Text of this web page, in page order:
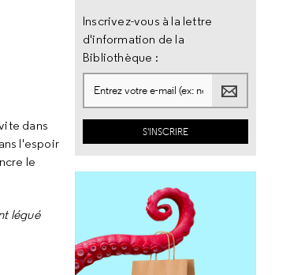
dans
l'espoir
le
légué
Inscrivez-vous à la lettre
d'information de la
Bibliothèque :